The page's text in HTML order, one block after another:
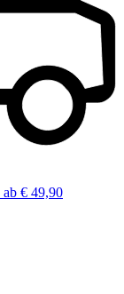
ab € 49,90